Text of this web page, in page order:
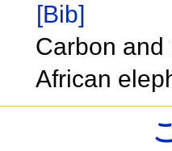
[Bib]
Carbon and
African